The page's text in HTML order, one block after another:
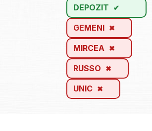
DEPOZIT
GEMENI
MIRCEA
RUSSO
UNIC